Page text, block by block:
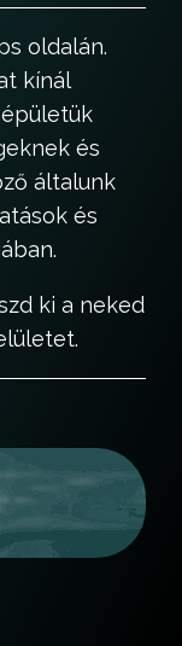
oldalán.
kínál
és
általunk
és
ki a neked